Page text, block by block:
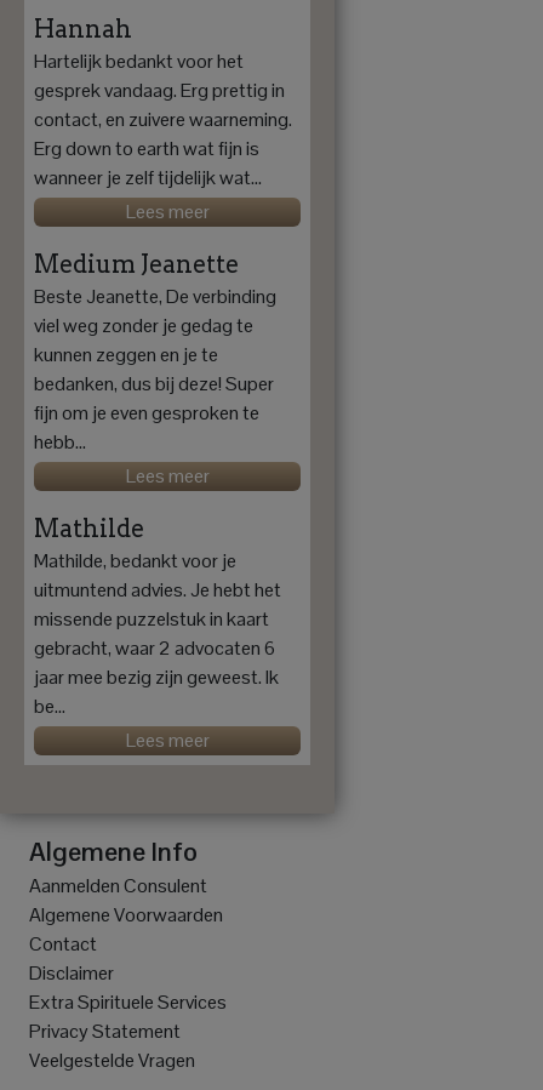
Hannah
Hartelijk bedankt voor het
gesprek vandaag. Erg prettig in
contact, en zuivere waarneming.
Erg down to earth wat fijn is
wanneer je zelf tijdelijk wat...
Lees meer
Medium Jeanette
Beste Jeanette, De verbinding
viel weg zonder je gedag te
kunnen zeggen en je te
bedanken, dus bij deze! Super
fijn om je even gesproken te
hebb...
Lees meer
Mathilde
Mathilde, bedankt voor je
uitmuntend advies. Je hebt het
missende puzzelstuk in kaart
gebracht, waar 2 advocaten 6
jaar mee bezig zijn geweest. Ik
be...
Lees meer
Algemene Info
Aanmelden Consulent
Algemene Voorwaarden
Contact
Disclaimer
Extra Spirituele Services
Privacy Statement
Veelgestelde Vragen